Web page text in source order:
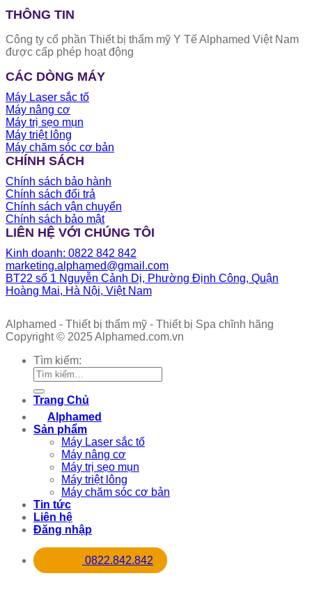
THÔNG TIN
Công ty cổ phần Thiết bị thẩm mỹ Y Tế Alphamed Việt Nam
được cấp phép hoạt động
CÁC DÒNG MÁY
Máy Laser sắc tố
Máy nâng cơ
Máy trị sẹo mụn
Máy triệt lông
Máy chăm sóc cơ bản
CHÍNH SÁCH
Chính sách bảo hành
Chính sách đổi trả
Chính sách vận chuyển
Chính sách bảo mật
LIÊN HỆ VỚI CHÚNG TÔI
Kinh doanh: 0822 842 842
marketing.alphamed@gmail.com
BT22 số 1 Nguyễn Cảnh Dị, Phường Định Công, Quận
Hoàng Mai, Hà Nội, Việt Nam
Alphamed - Thiết bị thẩm mỹ - Thiết bị Spa chĩnh hãng
Copyright © 2025 Alphamed.com.vn
Tìm kiếm:
Trang Chủ
Alphamed
Sản phẩm
Máy Laser sắc tố
Máy nâng cơ
Máy trị sẹo mụn
Máy triệt lông
Máy chăm sóc cơ bản
Tin tức
Liên hệ
Đăng nhập
0822.842.842